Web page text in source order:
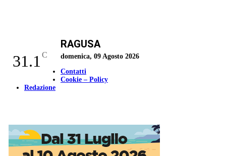
31.1 C
RAGUSA
domenica, 09 Agosto 2026
Contatti
Cookie – Policy
Redazione